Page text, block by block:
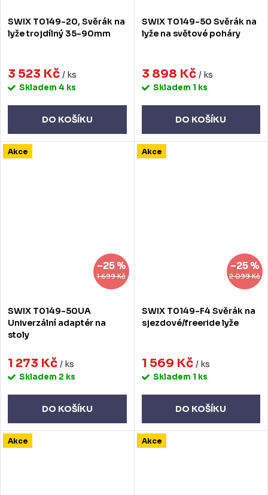
SWIX T0149-20, Svěrák na
lyže trojdílný 35-90mm
3 523 Kč / ks
Skladem 4 ks
DO KOŠÍKU
SWIX T0149-50 Svěrák na
lyže na světové poháry
3 898 Kč / ks
Skladem 1 ks
DO KOŠÍKU
Akce
1 699 Kč
–25 %
SWIX T0149-50UA
Univerzální adaptér na
stoly
1 273 Kč / ks
Skladem 2 ks
DO KOŠÍKU
Akce
2 099 Kč
–25 %
SWIX T0149-F4 Svěrák na
sjezdové/freeride lyže
1 569 Kč / ks
Skladem 1 ks
DO KOŠÍKU
Akce Akce